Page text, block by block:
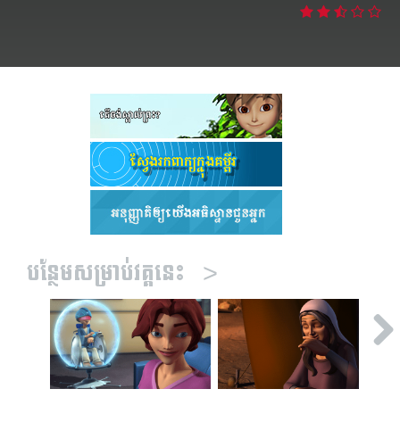
បន្ថែមសម្រាប់វគ្គនេះ >